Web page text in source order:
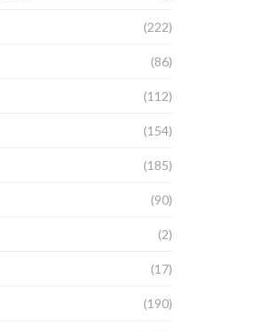
(222)
(86)
(112)
(154)
(185)
(90)
(2)
(17)
(190)